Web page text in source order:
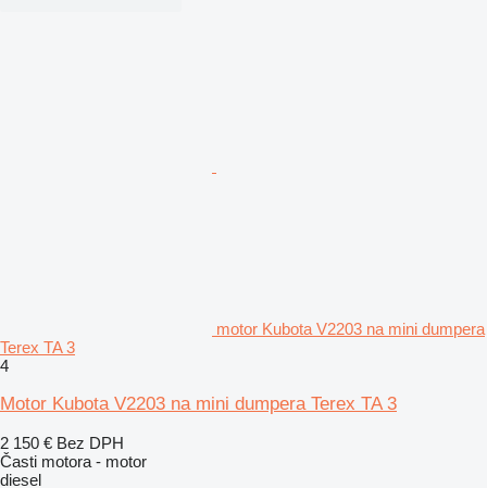
motor Kubota V2203 na mini dumpera
Terex TA 3
4
Motor Kubota V2203 na mini dumpera Terex TA 3
2 150 € Bez DPH
Časti motora - motor
diesel